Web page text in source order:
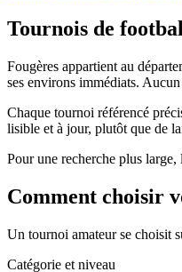
Tournois de
Fougères appartient au
ses environs immédiats.
Chaque tournoi référencé
lisible et à jour, plutôt que de
Pour une recherche plus
Comment choisir
Un tournoi amateur se choisit
Catégorie et niveau